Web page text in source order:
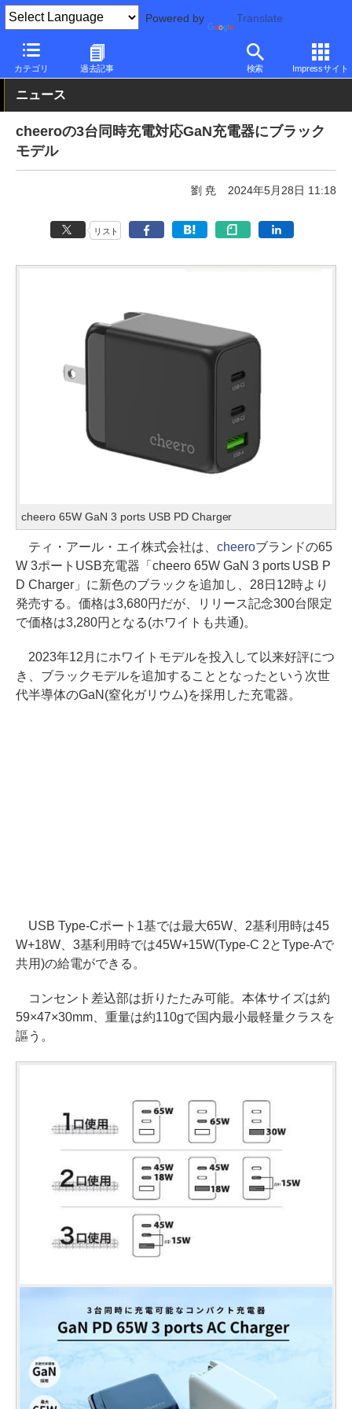
Powered by Translate
カテゴリ 過去記事 検索 Impressサイト
PC Watch 半導体/周辺機器 充電器
ニュース
cheeroの3台同時充電対応GaN充電器にブラック
モデル
劉 尭 2024年5月28日 11:18
リスト
cheero 65W GaN 3 ports USB PD Charger
ティ・アール・エイ株式会社は、 cheeroブランドの65
W 3ポートUSB充電器「cheero 65W GaN 3 ports USB P
D Charger」に新色のブラックを追加し、28日12時より
発売する。価格は3,680円だが、リリース記念300台限定
で価格は3,280円となる(ホワイトも共通)。
2023年12月にホワイトモデルを投入して以来好評につ
き、ブラックモデルを追加することとなったという次世
代半導体のGaN(窒化ガリウム)を採用した充電器。
USB Type-Cポート1基では最大65W、2基利用時は45
W+18W、3基利用時では45W+15W(Type-C 2とType-Aで
共用)の給電ができる。
コンセント差込部は折りたたみ可能。本体サイズは約
59×47×30mm、重量は約110gで国内最小最軽量クラスを
謳う。